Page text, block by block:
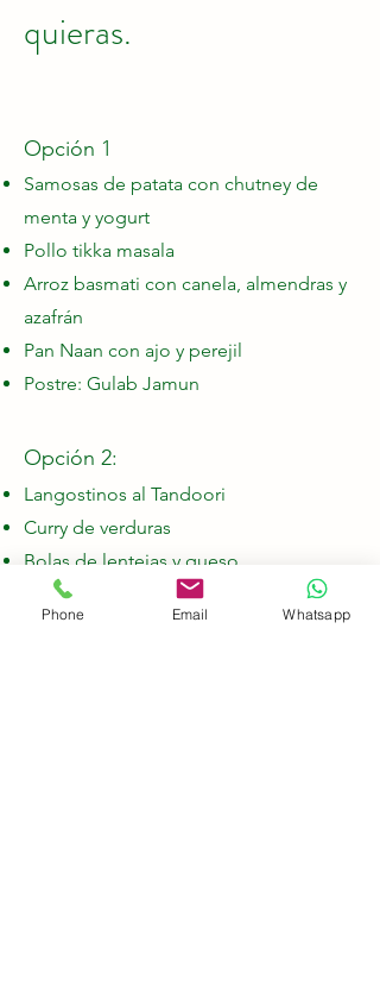
quieras.
Opción 1
Samosas de patata con chutney de
menta y yogurt
Pollo tikka masala
Arroz basmati con canela, almendras y
azafrán
Pan Naan con ajo y perejil
Postre: Gulab Jamun
Opción 2:
Langostinos al Tandoori
Curry de verduras
Bolas de lentejas y queso
Pan parathas relleno
Postre: Barritas suaves de almendras
Phone Email Whatsapp